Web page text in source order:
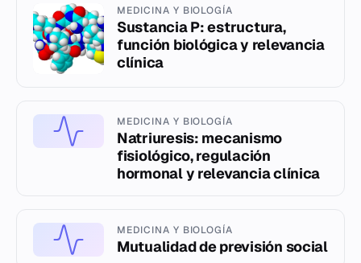
MEDICINA Y BIOLOGÍA
Sustancia P: estructura,
función biológica y relevancia
clínica
MEDICINA Y BIOLOGÍA
Natriuresis: mecanismo
fisiológico, regulación
hormonal y relevancia clínica
MEDICINA Y BIOLOGÍA
Mutualidad de previsión social